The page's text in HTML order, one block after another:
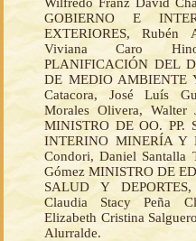
GOBIERNO E
EXTERIORES, Rubén
Viviana Caro
PLANIFICACIÓN DEL
DE MEDIO AMBIENTE
Catacora, José Luís
Morales Olivera, Walter
MINISTRO DE OO. PP.
INTERINO MINERÍA Y
Condori, Daniel Santalla
Gómez MINISTRO DE
SALUD Y
Claudia Stacy Peña
Elizabeth Cristina
Alurralde.